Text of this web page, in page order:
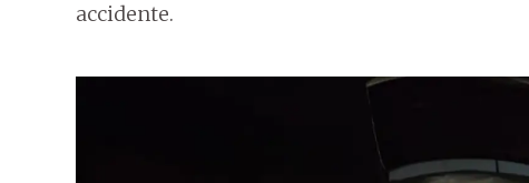
accidente.